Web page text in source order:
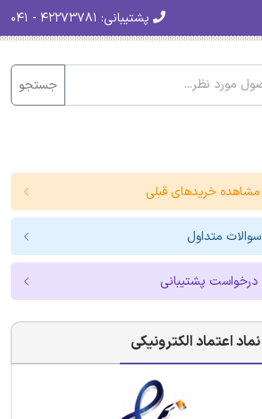
پشتیبانی:
جستجو
مشاهده خریدهای قبلی
سوالات متداول
درخواست پشتیبانی
نماد اعتماد الکترونیکی